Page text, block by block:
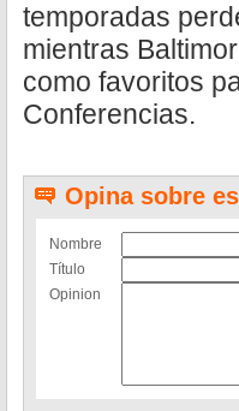
temporadas
mientras
como favoritos
Conferencias.
Opina sobre
Nombre
Título
Opinion